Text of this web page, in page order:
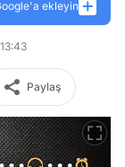
ekleyin
Paylaş